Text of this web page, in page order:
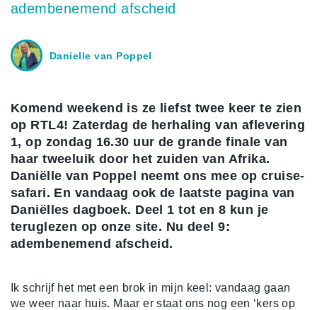
adembenemend afscheid
Danielle van Poppel
Komend weekend is ze liefst twee keer te zien
op RTL4! Zaterdag de herhaling van aflevering
1, op zondag 16.30 uur de grande finale van
haar tweeluik door het zuiden van Afrika.
Daniëlle van Poppel neemt ons mee op cruise-
safari. En vandaag ook de laatste pagina van
Daniëlles dagboek. Deel 1 tot en 8 kun je
teruglezen op onze site. Nu deel 9:
adembenemend afscheid.
Ik schrijf het met een brok in mijn keel: vandaag gaan
we weer naar huis. Maar er staat ons nog een ‘kers op